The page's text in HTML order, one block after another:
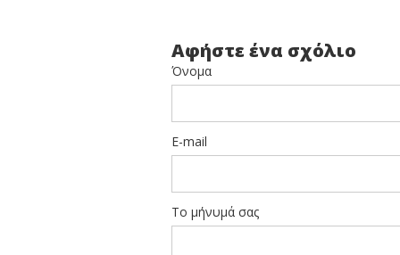
Αφήστε ένα σχόλιο
Όνομα
E-mail
Το μήνυμά σας